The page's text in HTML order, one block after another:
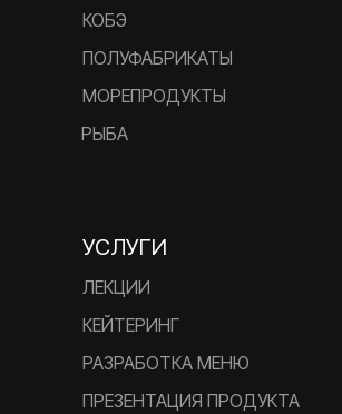
КОБЭ
ПОЛУФАБРИКАТЫ
МОРЕПРОДУКТЫ
РЫБА
УСЛУГИ
КЕЙТЕРИНГ
РАЗРАБОТКА МЕНЮ
ПРЕЗЕНТАЦИЯ ПРОДУКТА
ЛЕКЦИИ